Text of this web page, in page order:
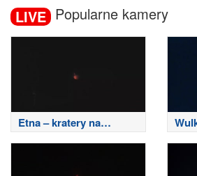
LIVE Popularne kamery
Etna – kratery na
szczycie